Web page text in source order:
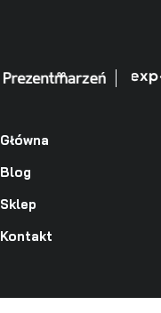
Główna
Blog
Sklep
Kontakt